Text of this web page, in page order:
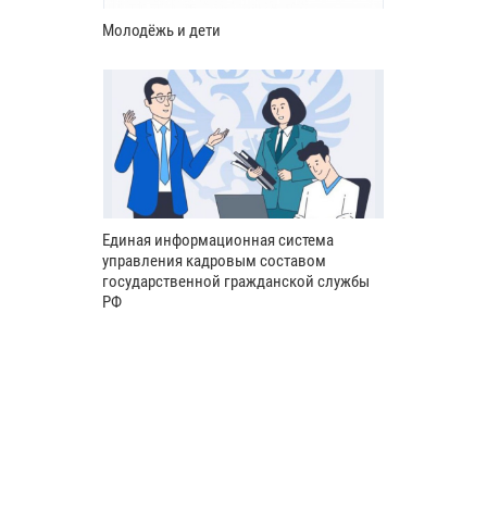
Молодёжь и дети
Единая информационная система
управления кадровым составом
государственной гражданской службы
РФ